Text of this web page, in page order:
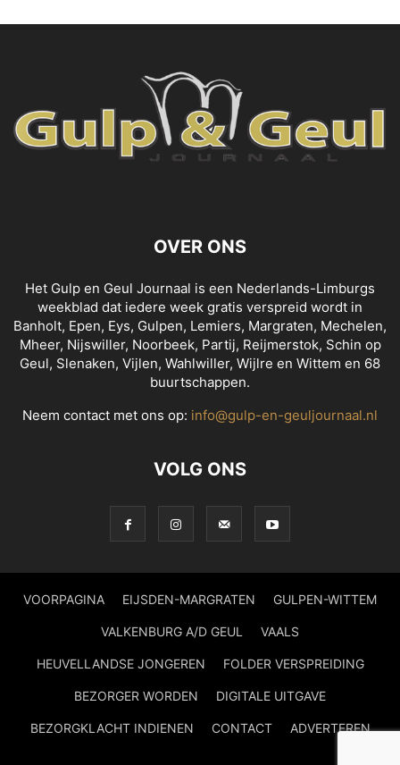
OVER ONS
Het Gulp en Geul Journaal is een Nederlands-Limburgs
weekblad dat iedere week gratis verspreid wordt in
Banholt, Epen, Eys, Gulpen, Lemiers, Margraten, Mechelen,
Mheer, Nijswiller, Noorbeek, Partij, Reijmerstok, Schin op
Geul, Slenaken, Vijlen, Wahlwiller, Wijlre en Wittem en 68
buurtschappen.
Neem contact met ons op: info@gulp-en-geuljournaal.nl
VOLG ONS
VOORPAGINA EIJSDEN-MARGRATEN GULPEN-WITTEM
VALKENBURG A/D GEUL VAALS
HEUVELLANDSE JONGEREN FOLDER VERSPREIDING
BEZORGER WORDEN DIGITALE UITGAVE
BEZORGKLACHT INDIENEN CONTACT ADVERTEREN